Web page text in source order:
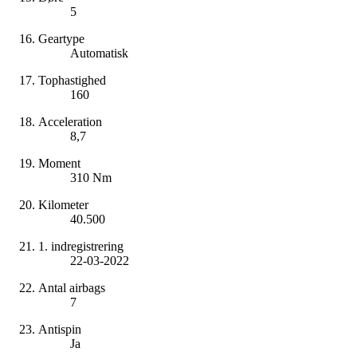
5
Geartype
Automatisk
Tophastighed
160
Acceleration
8,7
Moment
310 Nm
Kilometer
40.500
1. indregistrering
22-03-2022
Antal airbags
7
Antispin
Ja